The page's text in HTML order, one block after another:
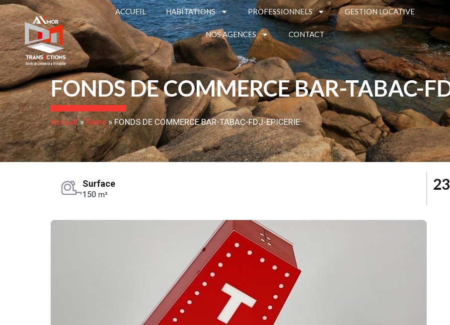
ACCUEIL HABITATIONS PROFESSIONNELS GESTION LOCATIVE
NOS AGENCES CONTACT
FONDS DE COMMERCE BAR-TABAC-
Accueil»Biens»FONDS DE COMMERCE BAR-TABAC-FDJ-EPICERIE
Surface
150 m²